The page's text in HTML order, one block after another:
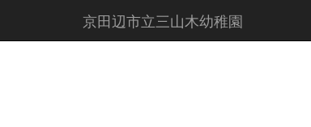
京田辺市立三山木幼稚園